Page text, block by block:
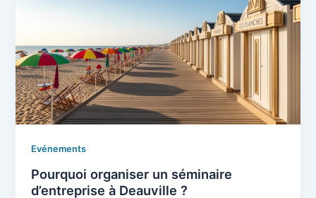
Evénements
Pourquoi organiser un séminaire
d’entreprise à Deauville ?